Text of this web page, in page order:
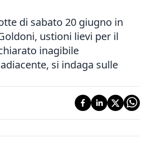
di sabato 20 giugno in
ustioni lievi per il
inagibile
si indaga sulle